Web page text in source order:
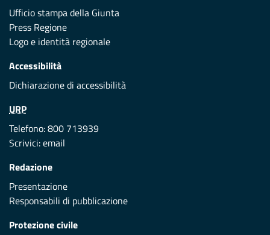
Ufficio stampa della Giunta
Press Regione
Logo e identità regionale
Accessibilità
Dichiarazione di accessibilità
URP
Telefono: 800 713939
Scrivici:email
Redazione
Presentazione
Responsabili di pubblicazione
Protezione civile